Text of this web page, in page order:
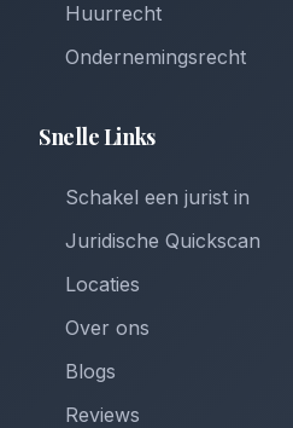
Huurrecht
Ondernemingsrecht
Snelle Links
Schakel een jurist in
Juridische Quickscan
Locaties
Over ons
Blogs
Reviews